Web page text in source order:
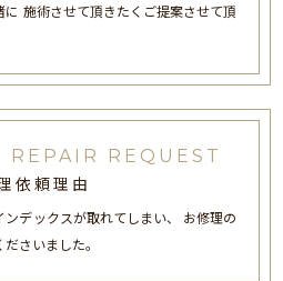
施術させて頂きたくご提案させて頂
REPAIR REQUEST
依頼理由
デックスが取れてしまい、 お修理の
さいました。